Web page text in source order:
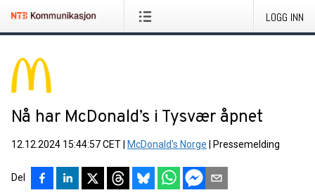
LOGG INN
Nå har McDonald’s i Tysvær åpnet
12.12.2024 15:44:57 CET McDonald's Norge Pressemelding
Del